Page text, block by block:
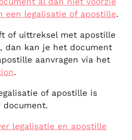
een legalisatie of apostille.
of uittreksel met apostille
dan kan je het document
aanvragen via het
.
of apostille is
document.
legalisatie en apostille